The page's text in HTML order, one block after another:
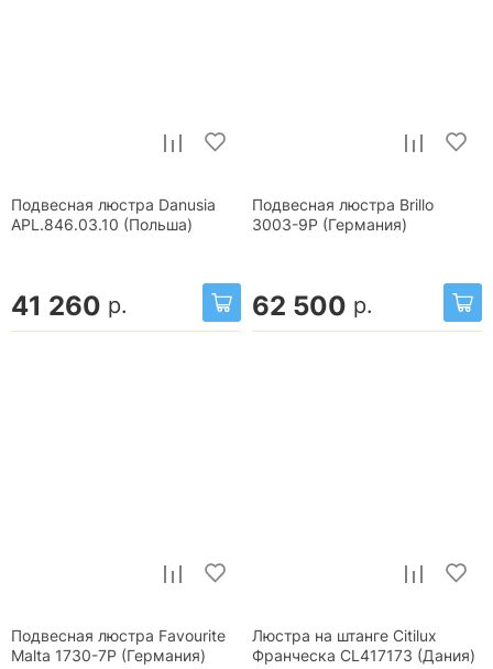
Подвесная люстра Danusia
APL.846.03.10 (Польша)
41 260 р.
Подвесная люстра Brillo
3003-9P (Германия)
62 500 р.
Подвесная люстра Favourite
Malta 1730-7P (Германия)
Люстра на штанге Citilux
Франческа CL417173 (Дания)